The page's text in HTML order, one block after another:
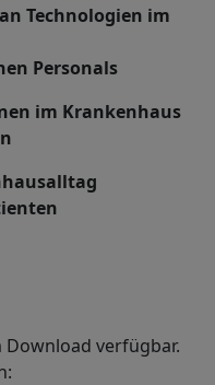
Technologien im
Personals
im Krankenhaus
Download verfügbar.